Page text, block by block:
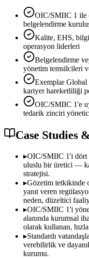
OIC/SMIIC 1 ile
belgelendirme
Kalite, EHS,
operasyon liderleri
Belgelendirme
yönetim temsilcileri
Exemplar Global
kariyer hareketliliği
OIC/SMIIC 1'e
tedarik zinciri
Case Studies
▸OIC/SMIIC 1'i dört
uluslu bir üretici —
stratejisi.
▸Gözetim tetkikinde
yanıt veren
neden, düzeltici
▸OIC/SMIIC 1'i
alanında kurumsal
olarak kullanan,
▸Standardı
verebilirlik ve
kurumu.